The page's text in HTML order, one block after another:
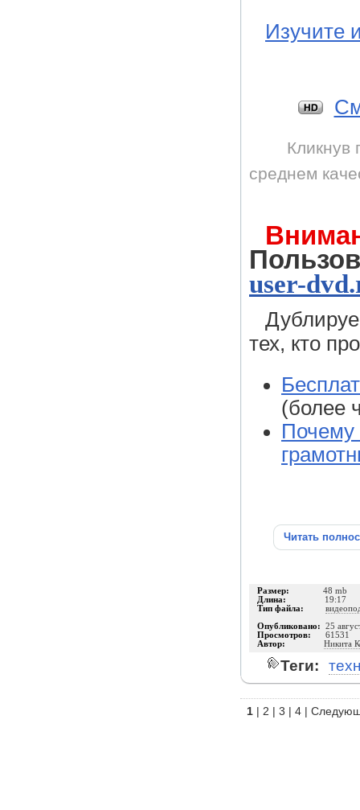
Изучите
Кликнув
среднем
user-
тех, кто
(более
Почему
Читать
Размер: 48 mb
Длина: 19:17
Тип файла:
Опубликовано: 25
Просмотров: 61531
Автор: Никита
Теги:
1 | 2 | 3 | 4 |